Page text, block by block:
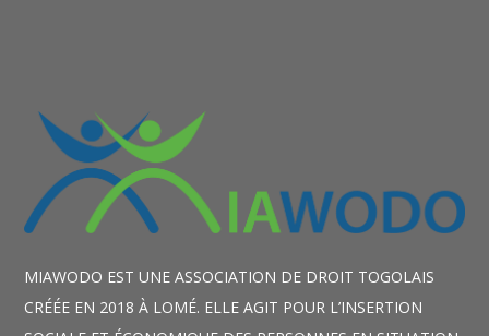
MIAWODO EST UNE ASSOCIATION DE DROIT TOGOLAIS
CRÉÉE EN 2018 À LOMÉ. ELLE AGIT POUR L’INSERTION